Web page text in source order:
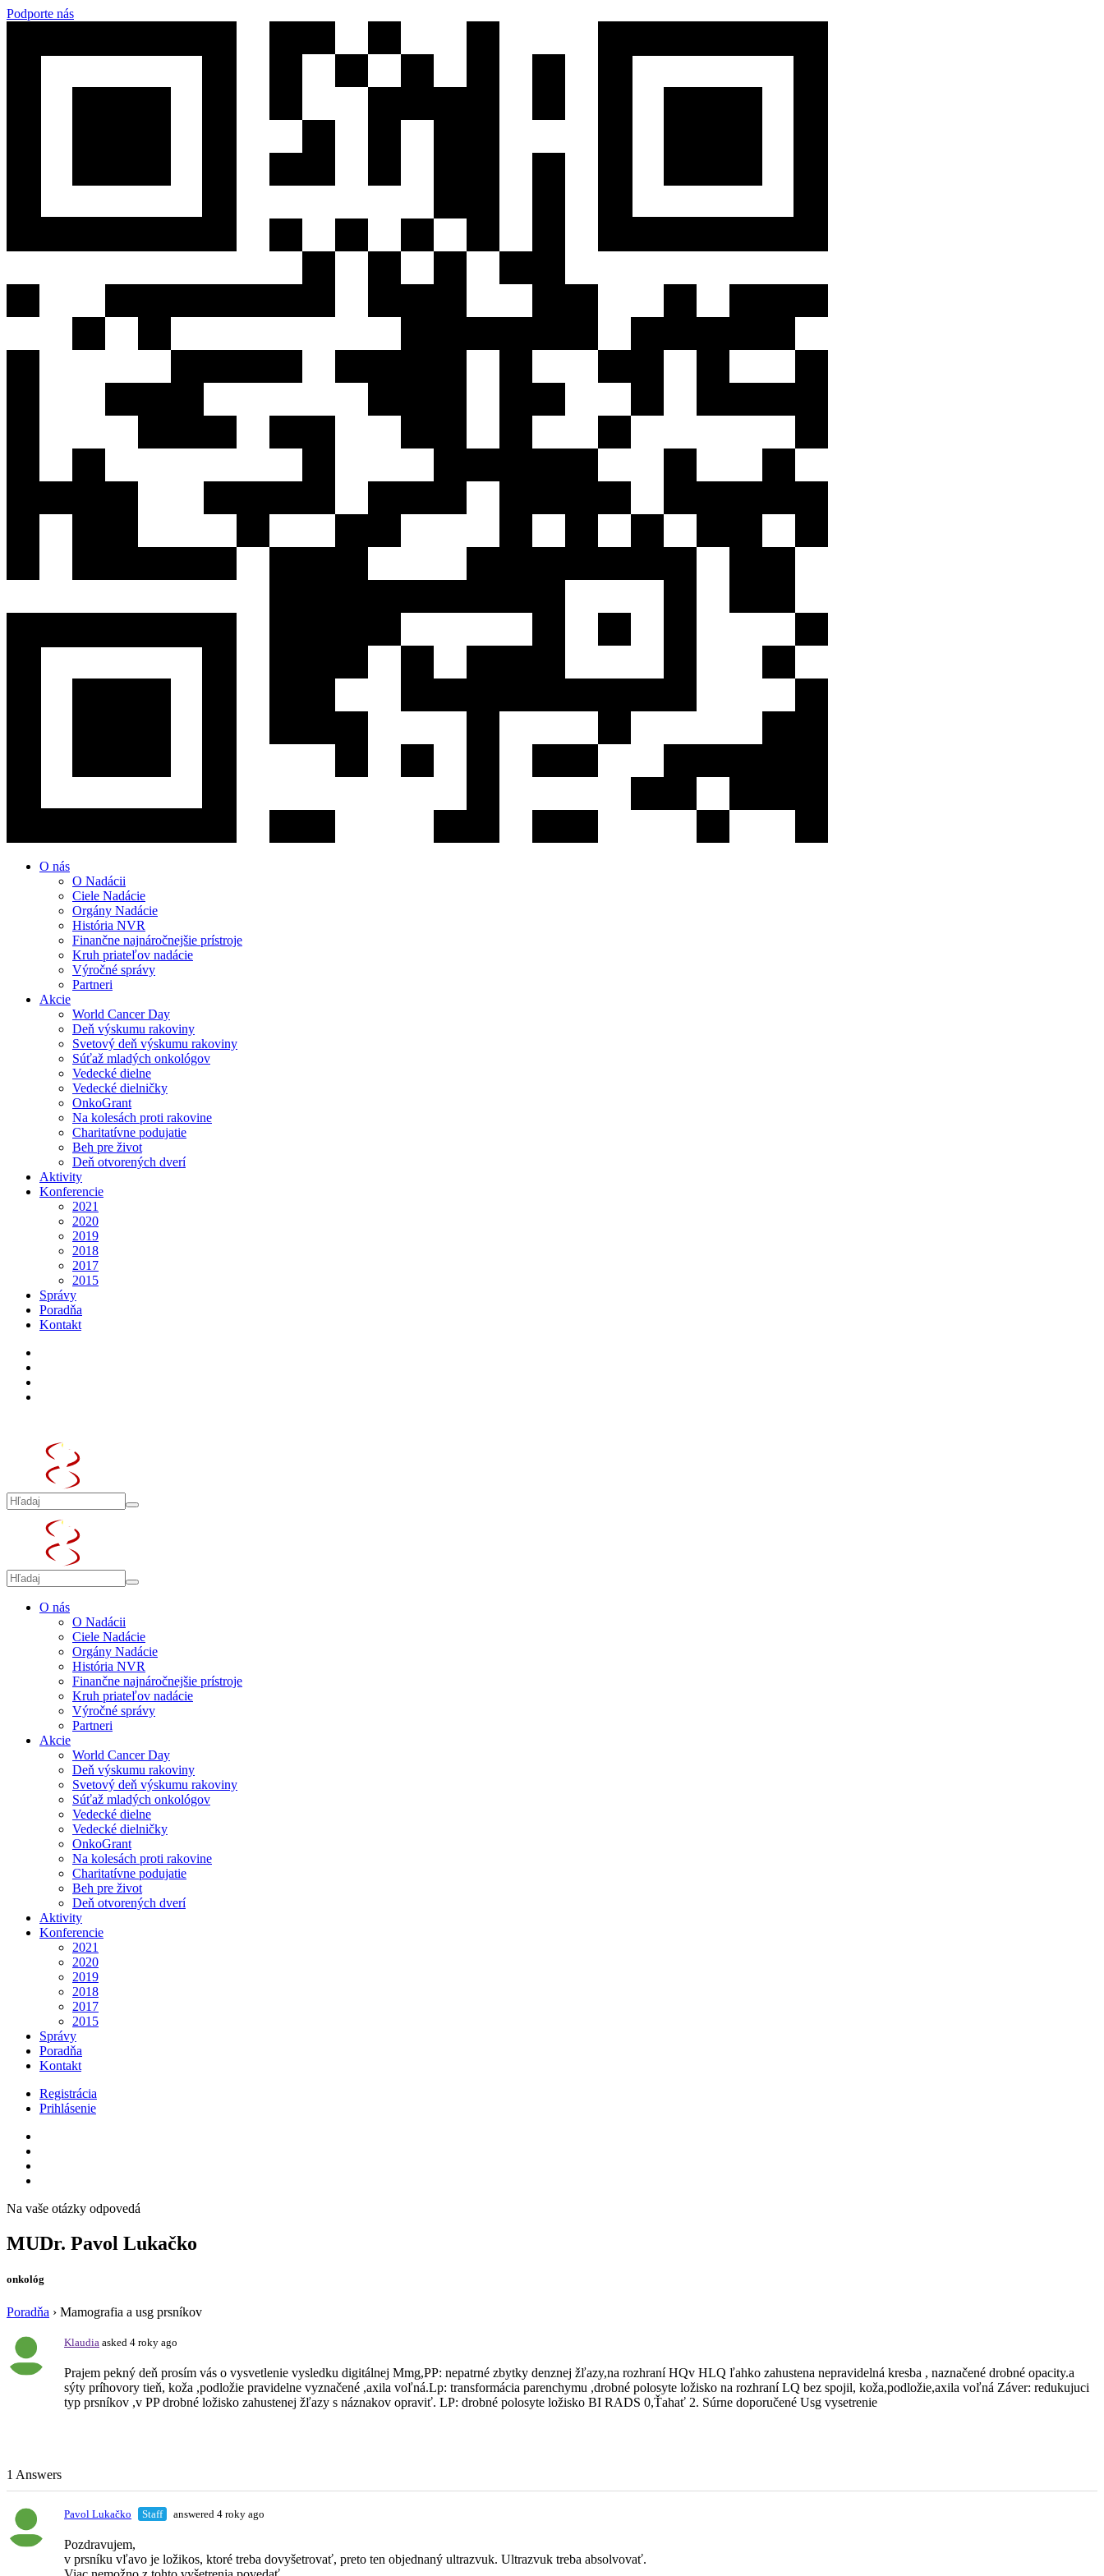
Podporte nás
O nás
O Nadácii
Ciele Nadácie
Orgány Nadácie
História NVR
Finančne najnáročnejšie prístroje
Kruh priateľov nadácie
Výročné správy
Partneri
Akcie
World Cancer Day
Deň výskumu rakoviny
Svetový deň výskumu rakoviny
Súťaž mladých onkológov
Vedecké dielne
Vedecké dielničky
OnkoGrant
Na kolesách proti rakovine
Charitatívne podujatie
Beh pre život
Deň otvorených dverí
Aktivity
Konferencie
2021
2020
2019
2018
2017
2015
Správy
Poradňa
Kontakt
O nás
O Nadácii
Ciele Nadácie
Orgány Nadácie
História NVR
Finančne najnáročnejšie prístroje
Kruh priateľov nadácie
Výročné správy
Partneri
Akcie
World Cancer Day
Deň výskumu rakoviny
Svetový deň výskumu rakoviny
Súťaž mladých onkológov
Vedecké dielne
Vedecké dielničky
OnkoGrant
Na kolesách proti rakovine
Charitatívne podujatie
Beh pre život
Deň otvorených dverí
Aktivity
Konferencie
2021
2020
2019
2018
2017
2015
Správy
Poradňa
Kontakt
Registrácia
Prihlásenie
Na vaše otázky odpovedá
MUDr. Pavol Lukačko
onkológ
Poradňa › Mamografia a usg prsníkov
Klaudia asked 4 roky ago
Prajem pekný deň prosím vás o vysvetlenie vysledku digitálnej Mmg,PP: nepatrné zbytky denznej žľazy,na rozhraní HQv HLQ ľahko zahustena nepravidelná kresba , naznačené drobné opacity.a
sýty príhovory tieň, koža ,podložie pravidelne vyznačené ,axila voľná.Lp: transformácia parenchymu ,drobné polosyte ložisko na rozhraní LQ bez spojil, koža,podložie,axila voľná Záver: redukujuci
typ prsníkov ,v PP drobné ložisko zahustenej žľazy s náznakov opraviť. LP: drobné polosyte ložisko BI RADS 0,Ťahať 2. Súrne doporučené Usg vysetrenie
1 Answers
Pavol Lukačko Staff answered 4 roky ago
Pozdravujem,
v prsníku vľavo je ložikos, ktoré treba dovyšetrovať, preto ten objednaný ultrazvuk. Ultrazvuk treba absolvovať.